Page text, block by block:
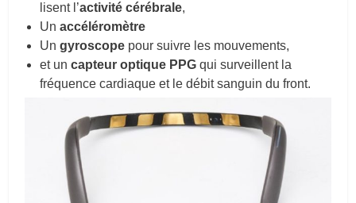
lisent l’activité cérébrale,
Unaccéléromètre
Ungyroscope pour suivre les mouvements,
et uncapteur optique PPG qui surveillent la
fréquence cardiaque et le débit sanguin du front.